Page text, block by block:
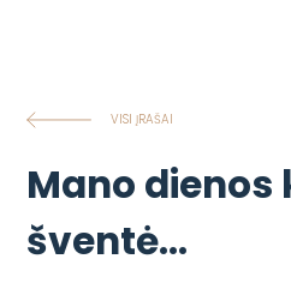
VISI ĮRAŠAI
Mano dienos
šventė…